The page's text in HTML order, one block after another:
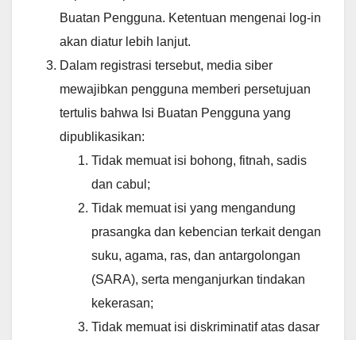
Buatan Pengguna. Ketentuan mengenai log-in
akan diatur lebih lanjut.
Dalam registrasi tersebut, media siber
mewajibkan pengguna memberi persetujuan
tertulis bahwa Isi Buatan Pengguna yang
dipublikasikan:
Tidak memuat isi bohong, fitnah, sadis
dan cabul;
Tidak memuat isi yang mengandung
prasangka dan kebencian terkait dengan
suku, agama, ras, dan antargolongan
(SARA), serta menganjurkan tindakan
kekerasan;
Tidak memuat isi diskriminatif atas dasar